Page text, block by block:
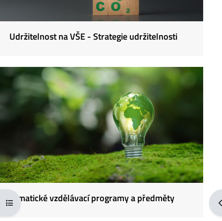
Otevřít rejstřík kurzu
Udržitelnost na VŠE - Strategie udržitelnosti
Tematické vzdělávací programy a předměty